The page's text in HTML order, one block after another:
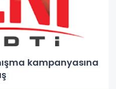
kampanyasına